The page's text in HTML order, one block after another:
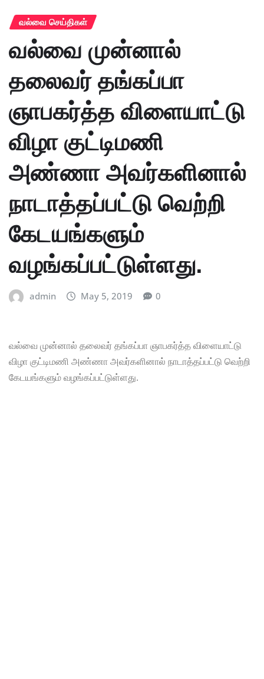
வல்வை செய்திகள்
வல்வை முன்னால்
தலைவர் தங்கப்பா
ஞாபகர்த்த விளையாட்டு
விழா குட்டிமணி
அண்ணா அவர்களினால்
நாடாத்தப்பட்டு வெற்றி
கேடயங்களும்
வழங்கப்பட்டுள்ளது.
admin May 5, 2019 0
வல்வை முன்னால் தலைவர் தங்கப்பா ஞாபகர்த்த விளையாட்டு
விழா குட்டிமணி அண்ணா அவர்களினால் நாடாத்தப்பட்டு வெற்றி
கேடயங்களும் வழங்கப்பட்டுள்ளது.